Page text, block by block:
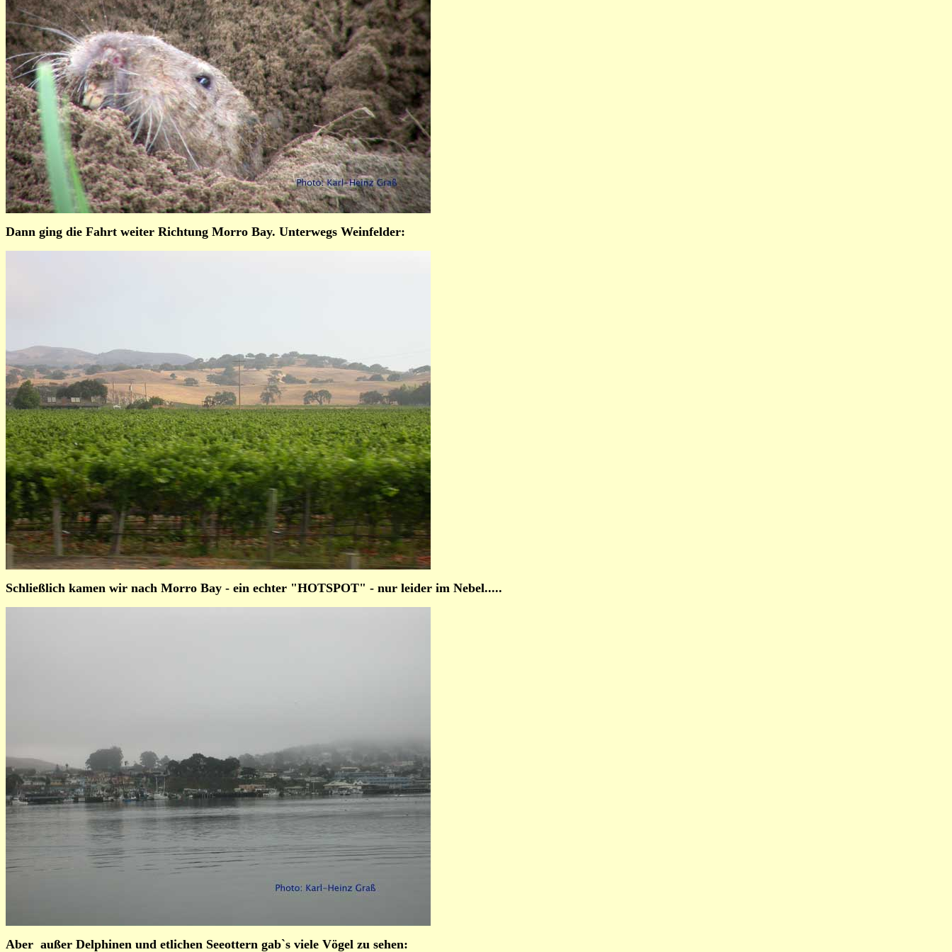
Dann ging die Fahrt weiter Richtung Morro Bay. Unterwegs Weinfelder:
Schließlich kamen wir nach Morro Bay - ein echter "HOTSPOT" - nur leider im Nebel.....
Aber außer Delphinen und etlichen Seeottern gab`s viele Vögel zu sehen: